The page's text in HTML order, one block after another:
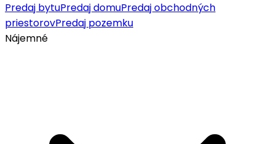
Predaj bytuPredaj domuPredaj obchodných
priestorovPredaj pozemku
Nájemné